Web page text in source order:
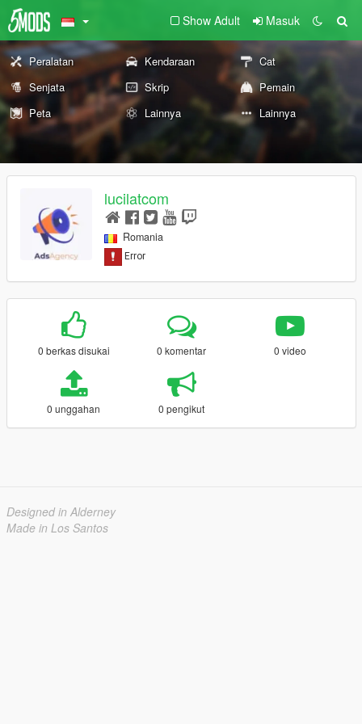
Show Adult Masuk
Peralatan Kendaraan
Cat
Senjata
Skrip
Pemain
Peta
Lainnya Lainnya
lucilatcom
Romania
0 berkas disukai 0 komentar 0 video
0 unggahan 0 pengikut
Designed in Alderney
Made in Los Santos